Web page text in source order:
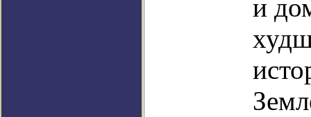
и